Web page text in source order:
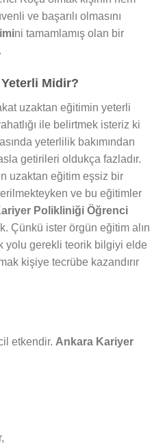
ve başarılı olmasını
ni tamamlamış olan bir
Midir?
uzaktan eğitimin yeterli
ile belirtmek isteriz ki
yeterlilik bakımından
getirileri oldukça fazladır.
uzaktan eğitim eşsiz bir
ve bu eğitimler
Polikliniği Öğrenci
Çünkü ister örgün eğitim alın
yolu gerekli teorik bilgiyi elde
kişiye tecrübe kazandırır
etkendir. Ankara Kariyer